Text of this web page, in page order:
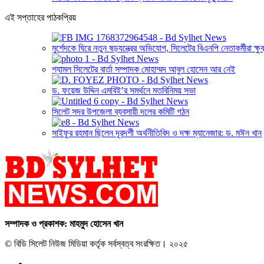
এই সপ্তাহের পাঠকপ্রিয়
মুর্শেদকে ঘিরে নতুন ষড়যন্ত্রের অভিযোগ, সিলেটের বিএনপি নেতাকর্মীরা
শ্যামল সিলেটের বার্তা সম্পাদক মোহাম্মদ আবুল হোসেন আর নেই
ড. ফয়েজ উদ্দিন এমবিই’র সমর্থনে মতবিনিময় সভা
সিলেট সদর উপজেলা ব্যবসায়ী দলের কমিটি গঠন
সাইফুর রহমান ছিলেন দূরদর্শী অর্থনীতিবিদ ও দক্ষ ম্যানেজার: ড. মঈন খান
সম্পাদক ও প্রকাশক: মাহমুদ হোসেন খান
© বিডি সিলেট নিউজ মিডিয়া কর্তৃক সর্বস্বত্ব সংরক্ষিত। ২০২৫